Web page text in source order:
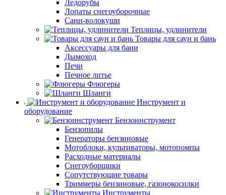
Ледорубы
Лопаты снегоуборочные
Сани-волокуши
Теплицы, удлинители
Товары для саун и бань
Аксессуары для бани
Дымоход
Печи
Печное литье
Флюгеры
Шланги
Инструмент и
оборудование
Бензоинструмент
Бензопилы
Генераторы бензиновые
Мотоблоки, культиваторы, мотопомпы
Расходные материалы
Снегоуборщики
Сопутствующие товары
Триммеры бензиновые, газонокосилки
Инструменты